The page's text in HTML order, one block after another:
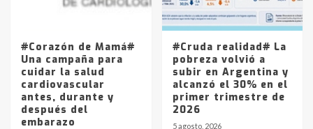
La Pampa, desde YPF hasta Axion
entre 857 a 1338 pesos
#Corazón de Mamá#
Una campaña para
cuidar la salud
cardiovascular
antes, durante y
después del
embarazo
#Cruda realidad# La
pobreza volvió a
subir en Argentina y
alcanzó el 30% en el
primer trimestre de
2026
5 agosto, 2026